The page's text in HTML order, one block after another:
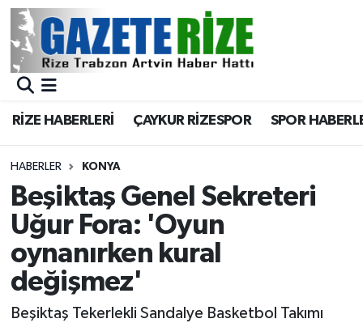
RİZE HABERLERİ ÇAYKUR RİZESPOR SPOR
HABERLER KONYA
Beşiktaş Genel Sekreteri
Uğur Fora: 'Oyun
oynanırken kural
değişmez'
Beşiktaş Tekerlekli Sandalye Basketbol Takımı
BÖLGEMİZ
Asayiş
Rize Jandarma Komutanlığı
Bilim Teknoloji
Bölge
Advertising news
Merkez Nöbetçi Eczaneler
Merkez Trafik Yoğunluk Haritası
Süper Lig Puan Durumu ve Fikstür
Tüm Manşetler
Son Dakika Haberleri
Haber Arşivi